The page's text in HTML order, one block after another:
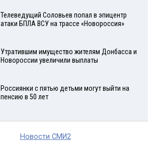
Телеведущий Соловьев попал в эпицентр
атаки БПЛА ВСУ на трассе «Новороссия»
Утратившим имущество жителям Донбасса и
Новороссии увеличили выплаты
Россиянки с пятью детьми могут выйти на
пенсию в 50 лет
Новости СМИ2